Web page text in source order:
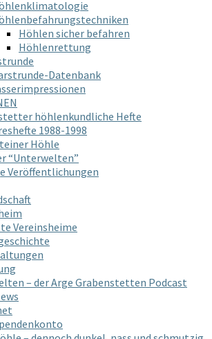
Höhlen sicher befahren
Höhlenrettung
Datenbank
höhlenkundliche Hefte
1988-1998
Höhle
“Unterwelten”
Veröffentlichungen
Vereinsheime
– der Arge Grabenstetten Podcast